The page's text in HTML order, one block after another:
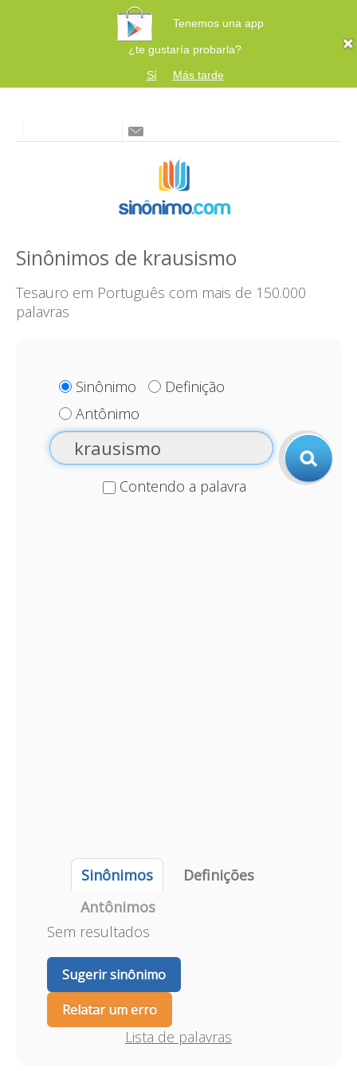
Tenemos una app
¿te gustaría probarla?
Sí
Más tarde
Sinônimos de krausismo
Tesauro em Português com mais de 150.000
palavras
Sinônimo
Definição
Antônimo
Contendo a palavra
Sinônimos
Definições
Antônimos
Sem resultados
Sugerir sinônimo
Relatar um erro
Lista de palavras